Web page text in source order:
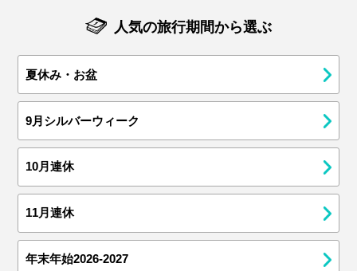
人気の旅行期間から選ぶ
夏休み・お盆
9月シルバーウィーク
10月連休
11月連休
年末年始2026-2027